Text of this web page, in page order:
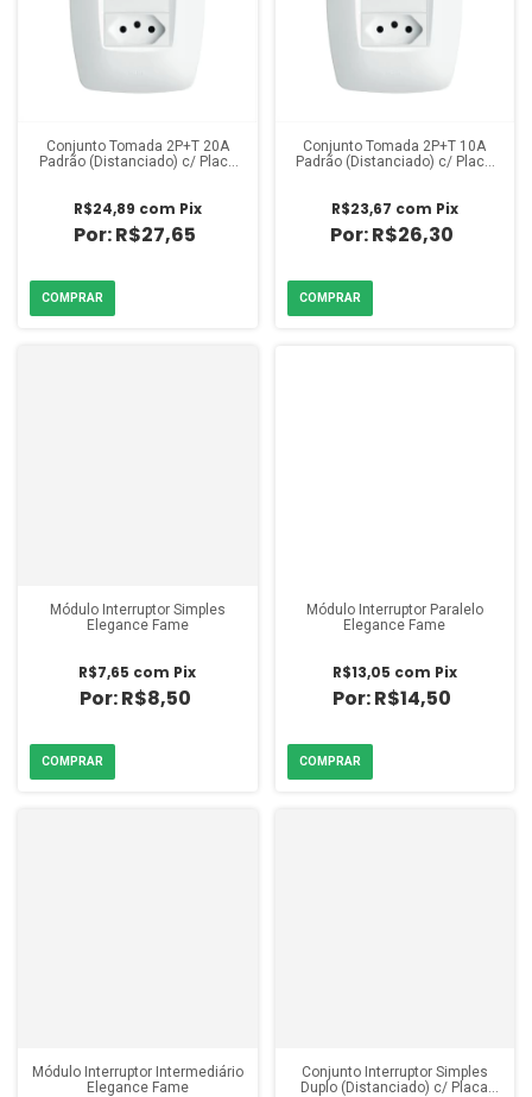
Conjunto Tomada 2P+T 20A
Padrão (Distanciado) c/ Placa
R$27,65
R$24,89 com Pix
Conjunto Tomada 2P+T 10A
Padrão (Distanciado) c/ Placa
R$26,30
R$23,67 com Pix
Módulo Interruptor Simples
Elegance Fame
R$8,50
R$7,65 com Pix
Módulo Interruptor Paralelo
Elegance Fame
R$14,50
R$13,05 com Pix
Módulo Interruptor Intermediário
Elegance Fame
Conjunto Interruptor Simples
Duplo (Distanciado) c/ Placa